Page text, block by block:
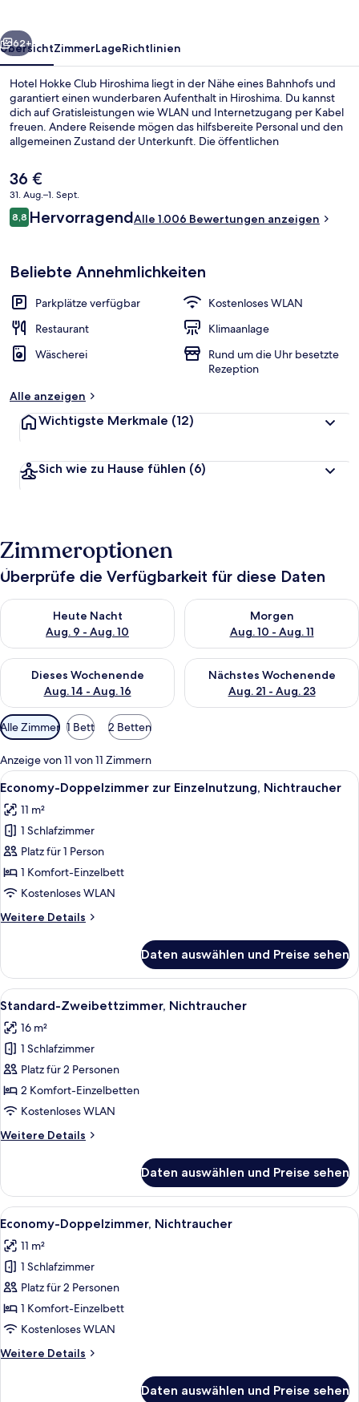
Restaurant
Weiter
62+
ÜbersichtZimmerLageRichtlinien
Hotel Hokke Club Hiroshima liegt in der Nähe eines Bahnhofs und
garantiert einen wunderbaren Aufenthalt in Hiroshima. Du kannst
dich auf Gratisleistungen wie WLAN und Internetzugang per Kabel
freuen. Andere Reisende mögen das hilfsbereite Personal und den
allgemeinen Zustand der Unterkunft. Die öffentlichen
Station Fukuro-machi sind es 3 Minuten und zur Station Chuden-
mae 5 Minuten.
Der
aktuelle
Preis
beträgt
36 €
31. Aug.–1. Sept.
Bewertungen
8,88,8 von 10.
HervorragendAlle 1.006 Bewertungen anzeigen
Beliebte Annehmlichkeiten
Parkplätze verfügbar
Kostenloses WLAN
Restaurant
Klimaanlage
Wäscherei
Rund um die Uhr besetzte
Rezeption
Alle anzeigen
Wichtigste Merkmale (12)
Sich wie zu Hause fühlen (6)
Zimmeroptionen
Überprüfe die Verfügbarkeit für diese Daten
Heute Nacht
Aug. 9 - Aug. 10
Überprüfe die Verfügbarkeit für heute Nacht, Aug. 9 - Aug.
Morgen
Aug. 10 - Aug. 11
Überprüfe die Verfügbarkeit
Dieses Wochenende
Aug. 14 - Aug. 16
Überprüfe die Verfügbarkeit für dieses Wochenende, Aug. 14
Nächstes Wochenende
Aug. 21 - Aug. 23
Überprüfe die Verfügbarkeit
Verfügbare
Filter
für
Zimmer
Alle Zimmer 1 Bett 2 Betten
Anzeige von 11 von 11 Zimmern
Alle
Fotos
für
Economy-
Doppelzimmer
zur
Einzelnutzung,
anzeigen
Ein Hotelzimmer mit einem Bett,
15
Economy-Doppelzimmer zur Einzelnutzung, Nichtraucher
11 m²
1 Schlafzimmer
Platz für 1 Person
1 Komfort-Einzelbett
Kostenloses WLAN
Weitere Details
Weitere
Doppelzimmer
zur
Einzelnutzung,
Daten auswählen und Preise sehen
Alle
Fotos
für
Standard-
Zweibettzimmer,
Nichtraucher
anzeigen
Ein Hotelzimmer mit zwei Betten,
16
Standard-Zweibettzimmer, Nichtraucher
16 m²
1 Schlafzimmer
Platz für 2 Personen
2 Komfort-Einzelbetten
Kostenloses WLAN
Weitere Details
Weitere
Zweibettzimmer,
Nichtraucher
Daten auswählen und Preise sehen
Alle
Fotos
für
Economy-
Doppelzimmer,
Nichtraucher
anzeigen
Ein Hotelzimmer mit Bett,
15
Economy-Doppelzimmer, Nichtraucher
11 m²
1 Schlafzimmer
Platz für 2 Personen
1 Komfort-Einzelbett
Kostenloses WLAN
Weitere Details
Weitere
Daten auswählen und Preise sehen